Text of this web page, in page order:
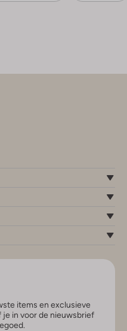
items en exclusieve
je in voor de nieuwsbrief